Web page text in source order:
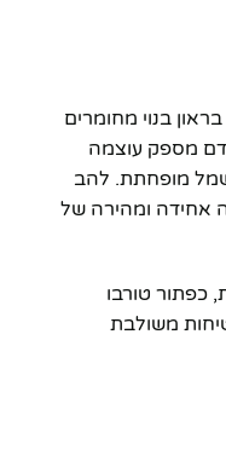
בנוי מחומרים
מספק עוצמה
מופחתת. להב
אחידה ומהירה של
כפתור טורבו
משולבת